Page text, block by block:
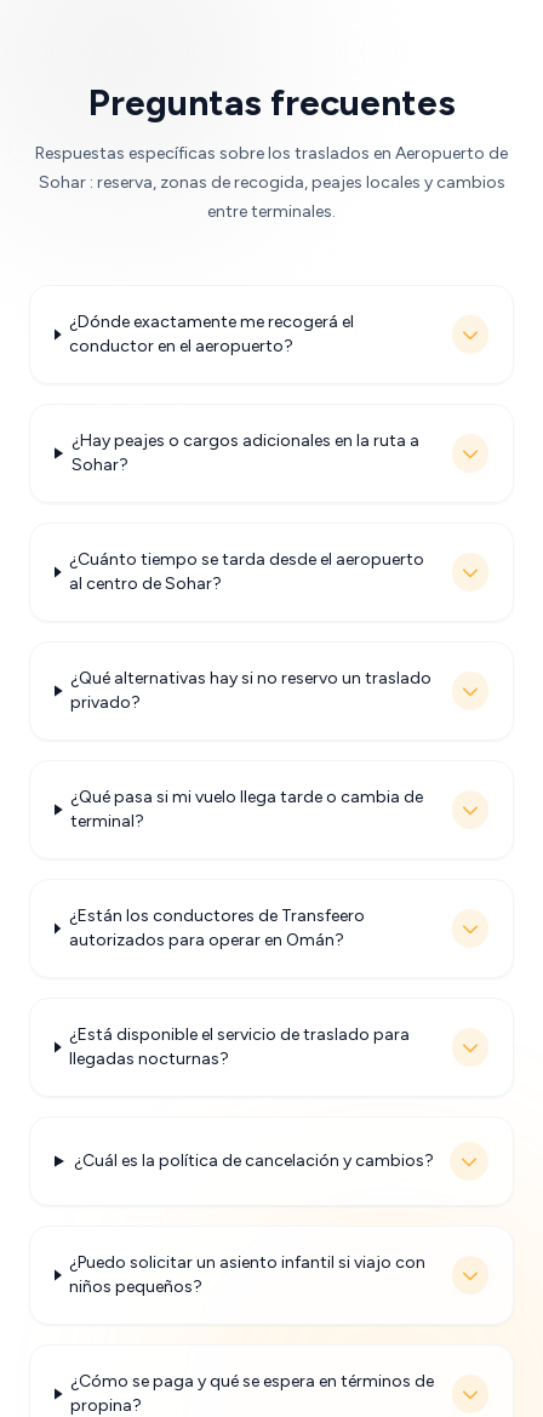
Preguntas frecuentes
Respuestas específicas sobre los traslados en Aeropuerto de
Sohar : reserva, zonas de recogida, peajes locales y cambios
entre terminales.
¿Dónde exactamente me recogerá el
conductor en el aeropuerto?
¿Hay peajes o cargos adicionales en la ruta a
Sohar?
¿Cuánto tiempo se tarda desde el aeropuerto
al centro de Sohar?
¿Qué alternativas hay si no reservo un traslado
privado?
¿Qué pasa si mi vuelo llega tarde o cambia de
terminal?
¿Están los conductores de Transfeero
autorizados para operar en Omán?
¿Está disponible el servicio de traslado para
llegadas nocturnas?
¿Cuál es la política de cancelación y cambios?
¿Puedo solicitar un asiento infantil si viajo con
niños pequeños?
¿Cómo se paga y qué se espera en términos de
propina?